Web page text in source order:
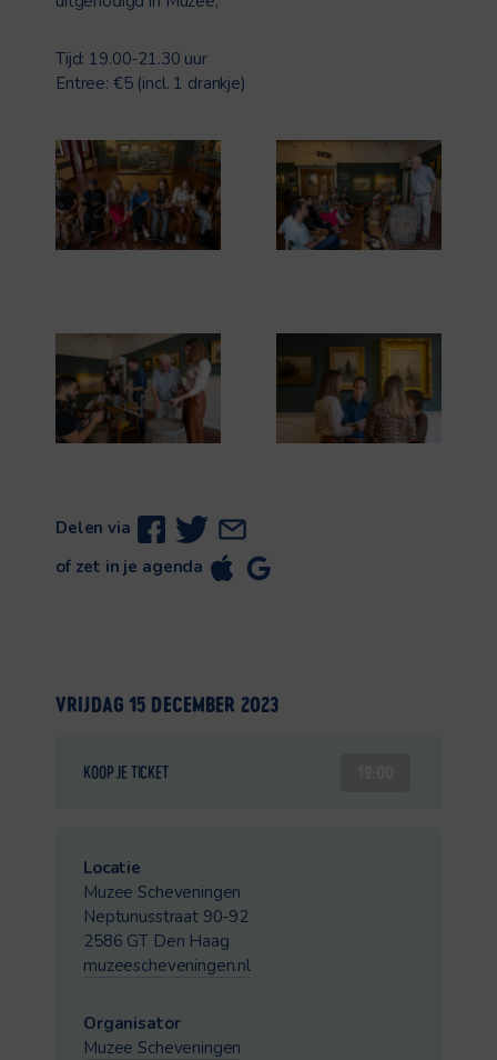
Tijd: 19.00-21.30 uur
Entree: €5 (incl. 1 drankje)
Delen via
of zet in je agenda
VRIJDAG 15 DECEMBER 2023
KOOP JE TICKET
Locatie
Muzee Scheveningen
Neptunusstraat 90-92
2586 GT Den Haag
muzeescheveningen.nl
Organisator
Muzee Scheveningen